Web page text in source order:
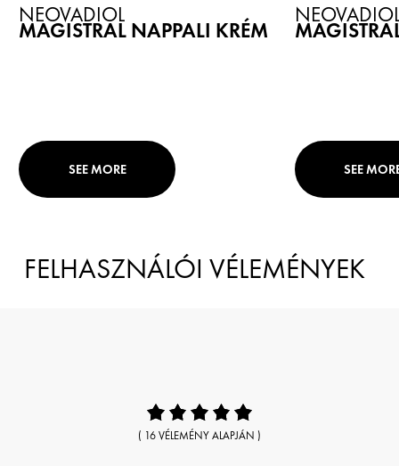
NEOVADIOL
MAGISTRAL NAPPALI KRÉM
SEE MORE SEE
FELHASZNÁLÓI VÉLEMÉNYEK
( 16 VÉLEMÉNY ALAPJÁN )